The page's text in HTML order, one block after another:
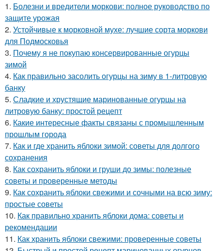
1. Болезни и вредители моркови: полное руководство по
защите урожая
2. Устойчивые к морковной мухе: лучшие сорта моркови
для Подмосковья
3. Почему я не покупаю консервированные огурцы
зимой
4. Как правильно засолить огурцы на зиму в 1-литровую
банку
5. Сладкие и хрустящие маринованные огурцы на
литровую банку: простой рецепт
6. Какие интересные факты связаны с промышленным
прошлым города
7. Как и где хранить яблоки зимой: советы для долгого
сохранения
8. Как сохранить яблоки и груши до зимы: полезные
советы и проверенные методы
9. Как сохранить яблоки свежими и сочными на всю зиму:
простые советы
10. Как правильно хранить яблоки дома: советы и
рекомендации
11. Как хранить яблоки свежими: проверенные советы